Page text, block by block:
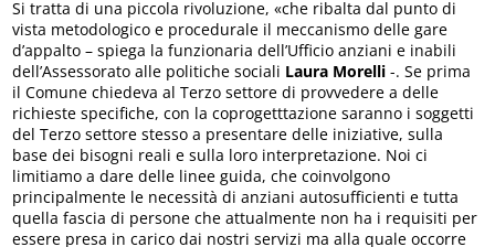
Si tratta di una piccola rivoluzione, «che ribalta dal punto di
vista metodologico e procedurale il meccanismo delle gare
d’appalto – spiega la funzionaria dell’Ufficio anziani e inabili
dell’Assessorato alle politiche sociali Laura Morelli -. Se prima
il Comune chiedeva al Terzo settore di provvedere a delle
richieste specifiche, con la coprogetttazione saranno i soggetti
del Terzo settore stesso a presentare delle iniziative, sulla
base dei bisogni reali e sulla loro interpretazione. Noi ci
limitiamo a dare delle linee guida, che coinvolgono
principalmente le necessità di anziani autosufficienti e tutta
quella fascia di persone che attualmente non ha i requisiti per
essere presa in carico dai nostri servizi ma alla quale occorre